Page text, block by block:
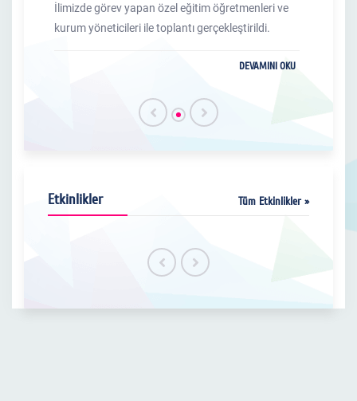
İlimizde görev yapan özel eğitim öğretmenleri ve
kurum yöneticileri ile toplantı gerçekleştirildi.
DEVAMINI OKU
Etkinlikler Tüm Etkinlikler »